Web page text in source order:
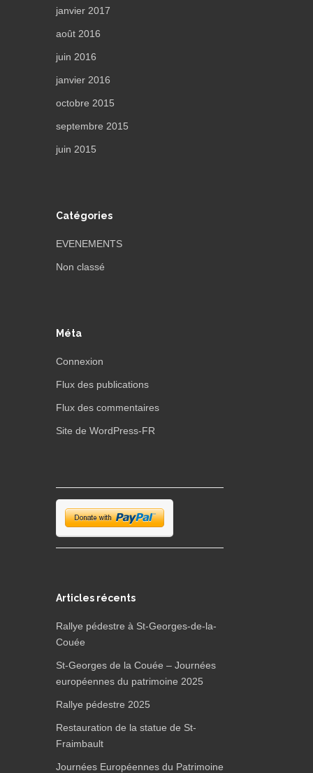
janvier 2017
août 2016
juin 2016
janvier 2016
octobre 2015
septembre 2015
juin 2015
Catégories
EVENEMENTS
Non classé
Méta
Connexion
Flux des publications
Flux des commentaires
Site de WordPress-FR
Articles récents
Rallye pédestre à St-Georges-de-la-
Couée
St-Georges de la Couée – Journées
européennes du patrimoine 2025
Rallye pédestre 2025
Restauration de la statue de St-
Fraimbault
Journées Européennes du Patrimoine